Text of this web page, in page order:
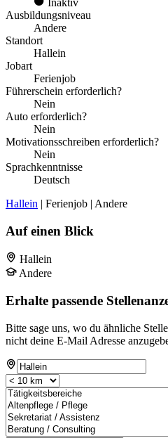
Inaktiv
Ausbildungsniveau
Andere
Standort
Hallein
Jobart
Ferienjob
Führerschein erforderlich?
Nein
Auto erforderlich?
Nein
Motivationsschreiben erforderlich?
Nein
Sprachkenntnisse
Deutsch
Hallein | Ferienjob | Andere
Auf einen Blick
Hallein
Andere
Erhalte passende
Bitte sage uns, wo du ähnliche
nicht deine E-Mail Adresse